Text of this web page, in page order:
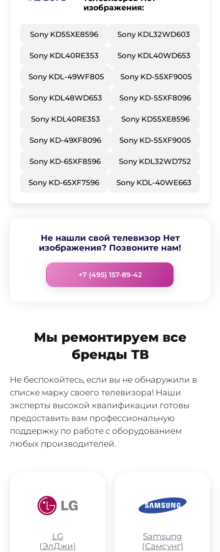
изображения:
Sony KD55XE8596 Sony KDL32WD603
Sony KDL40RE353 Sony KDL40WD653
Sony KDL-49WF805 Sony KD-55XF9005
Sony KDL48WD653 Sony KD-55XF8096
Sony KDL40RE353 Sony KD55XE8596
Sony KD-49XF8096 Sony KD-55XF9005
Sony KD-65XF8596 Sony KDL32WD752
Sony KD-65XF7596 Sony KDL-40WE663
Не нашли свой телевизор Нет
изображения? Позвоните нам!
+7 (495) 157-89-42
Мы ремонтируем все
бренды ТВ
Не беспокойтесь, если вы не обнаружили в
списке марку своего телевизора! Наши
эксперты высокой квалификации готовы
предоставить вам профессиональную
поддержку по работе с оборудованием
любых производителей.
LG
(ЭлДжи)
Samsung
(Самсунг)